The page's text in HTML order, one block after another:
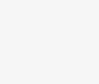
obrony lub dochodzenia
podstawy po stronie
wyrażonej przez tą osobę,
podstawą prawną jest: